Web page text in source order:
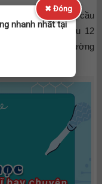
Xét nghiệm yêu cầu
lâm sàng tối thiểu 12
tạo chính thức thường
về độ tuổi.
✖ Đóng
nhanh nhất tại